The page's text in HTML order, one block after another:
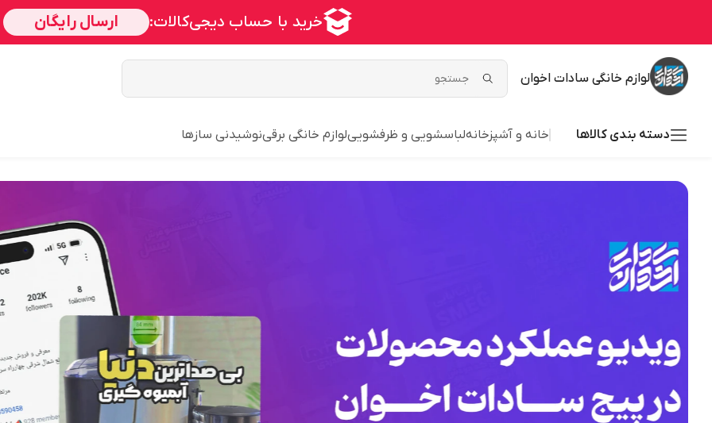
لوازم خانگی سادات اخوان
دسته بندی کالاها خانه و آشپزخانهلباسشویی و ظرفشوییلوازم خانگی برقینوشیدنی سازها